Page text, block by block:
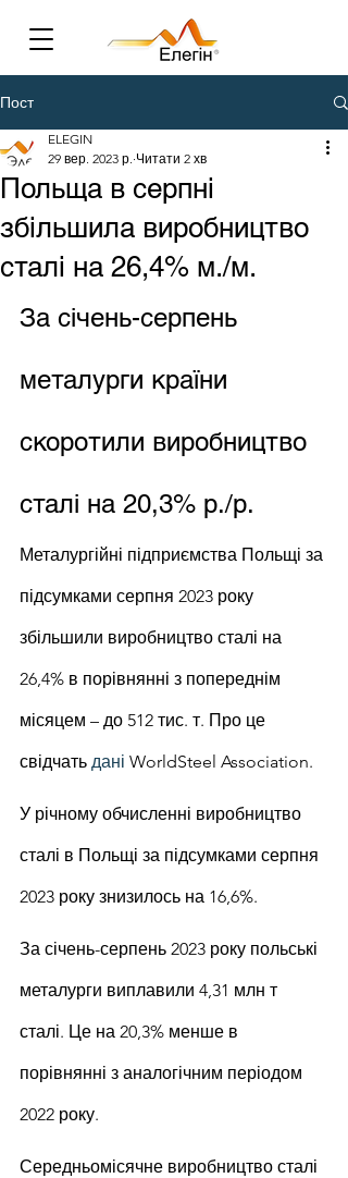
Пост
Польща в серпні
збільшила виробництво
сталі на 26,4% м./м.
ELEGIN
29 вер. 2023 р. Читати 2 хв
За січень-серпень
металурги країни
скоротили виробництво
сталі на 20,3% р./р.
Металургійні підприємства Польщі за
підсумками серпня 2023 року
збільшили виробництво сталі на
26,4% в порівнянні з попереднім
місяцем – до 512 тис. т. Про це
свідчать дані WorldSteel Association.
У річному обчисленні виробництво
сталі в Польщі за підсумками серпня
2023 року знизилось на 16,6%.
За січень-серпень 2023 року польські
металурги виплавили 4,31 млн т
сталі. Це на 20,3% менше в
порівнянні з аналогічним періодом
2022 року.
Середньомісячне виробництво сталі